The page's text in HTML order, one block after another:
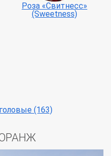
Роза «Свитнесс»
(Sweetness)
(163)
ОРАНЖ